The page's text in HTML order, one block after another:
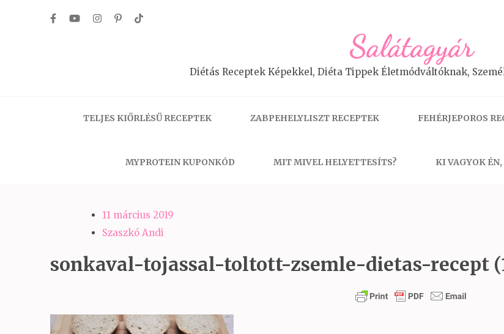
Salátagyár
Diétás Receptek Képekkel, Diéta Tippek Életmódváltóknak,
TELJES KIŐRLÉSŰ RECEPTEK ZABPEHELYLISZT RECEPTEK FEHÉRJEPOROS
MYPROTEIN KUPONKÓD MIT MIVEL HELYETTESÍTS? KI VAGYOK
11 március 2019
Szaszkó Andi
sonkaval-tojassal-toltott-zsemle-dietas-recept